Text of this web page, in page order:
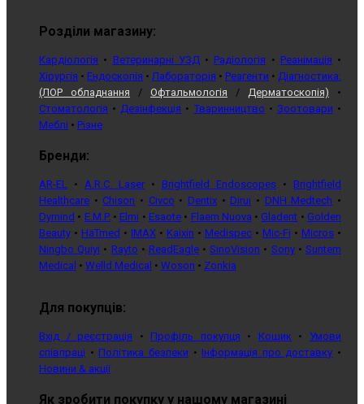
Розділи магазину:
Кардіологія • Ветеринарні УЗД •Радіологія • Реанімація •
Хірургія • Ендоскопія • Лабораторія • Реагенти • Діагностика:
(ЛОР обладнання / Офтальмологія / Дерматоскопія) •
Стоматологія • Дезінфекція •Тваринництво • Зоотовари •
Меблі • Різне
Бренди:
AR-EL • A.R.C. Laser• Brightfield Endoscopes • Brightfield
Healthcare •Chison • Civco •Dentix •Dirui • DNH Medtech •
Dymind • E.M.P. •Elmi • Esaote• Flaem Nuova •Gladent •Golden
Beauty • HäTmed • IMAX • Kaixin • Medispec • Mic-Fi • Micros •
Ningbo Quiyi • Rayto • ReadEagle•SinoVision • Sony•Suntem
Medical • Welld Medical • Woson • Zonkia
Для покупців:
Вхід / реєстрація •Профіль покупця • Кошик• Умови
співпраці •Політика безпеки •Інформація про доставку •
Новини & акції
Як зробити покупку у нашому магазині